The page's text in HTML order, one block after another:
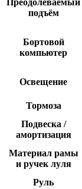
подъём
Бортовой
компьютер
Освещение
Тормоза
Подвеска /
амортизация
Материал рамы
и ручек луля
Руль